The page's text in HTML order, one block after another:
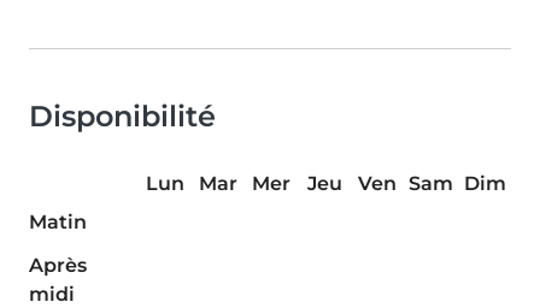
Disponibilité
Lun Mar Mer Jeu Ven Sam Dim
Matin
Après
midi